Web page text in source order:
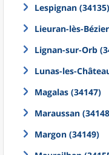
Lespignan (34135)
Lieuran-lès-
Lignan-sur-Orb
Lunas-les-
Magalas (34147)
Maraussan
Margon (34149)